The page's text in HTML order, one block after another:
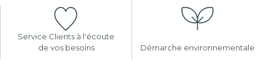
Service Clients à l'écoute
de vos besoins
Démarche environnementale